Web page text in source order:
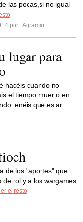
las pocas,si no igual
por Agramar
lugar para
hacéis cuando no
el tiempo muerto en
tenéis que estar
de los "aportes" que
de rol y a los wargames
el resto